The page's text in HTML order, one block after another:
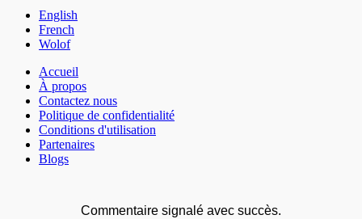
English
French
Wolof
Accueil
À propos
Contactez nous
Politique de confidentialité
Conditions d'utilisation
Partenaires
Blogs
Commentaire signalé avec succès.